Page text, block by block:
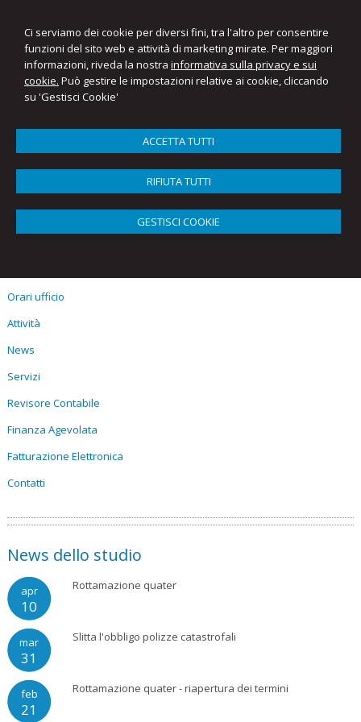
Ci serviamo dei cookie per diversi fini, tra l'altro per consentire
funzioni del sito web e attività di marketing mirate. Per maggiori
informazioni, riveda la nostra informativa sulla privacy e sui
cookie. Può gestire le impostazioni relative ai cookie, cliccando
su 'Gestisci Cookie'
ACCETTA TUTTI
RIFIUTA TUTTI
GESTISCI COOKIE
Sitemap
Orari ufficio
Attività
News
Servizi
Revisore Contabile
Finanza Agevolata
Fatturazione Elettronica
Contatti
News dello studio
apr
10
Rottamazione quater
mar
31
Slitta l'obbligo polizze catastrofali
feb
21
Rottamazione quater - riapertura dei termini